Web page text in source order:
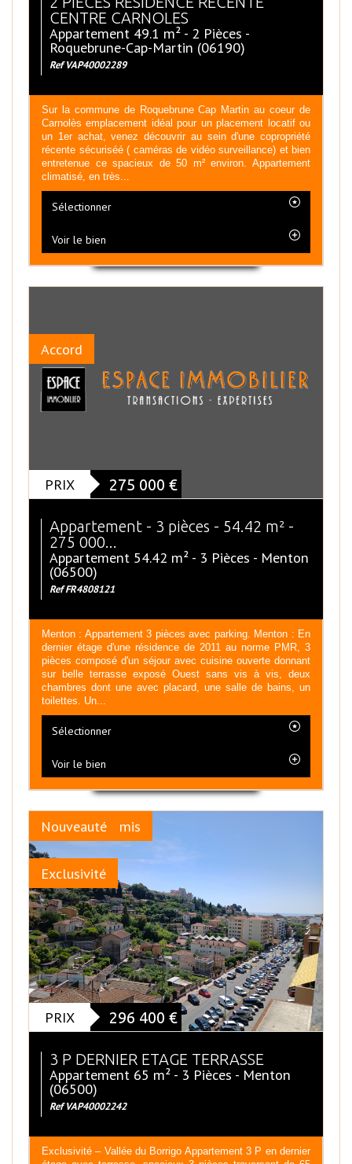
CENTRE CARNOLES
Appartement 49.1 m² - 2 Pièces -
Roquebrune-Cap-Martin (06190)
Ref VAP40002289
Sur la commune de Roquebrune Cap Martin au coeur de
Carnolès emplacement idéal pour un placement locatif ou
un 1er achat, venez découvrir au sein d'une copropriété
récente sécuriséé ( caméras de vidéo surveillance) et bien
entretenue ce spacieux de 50 m² environ. Appartement
climatisé, en très...
Sélectionner
Voir le bien
Accord
PRIX 275 000 €
Appartement - 3 pièces - 54.42 m² -
275 000...
Appartement 54.42 m² - 3 Pièces - Menton
(06500)
Ref FR4808121
Menton : Appartement 3 pièces avec parking. Menton : En
dernier étage d'une résidence de 2011 au norme PMR, 3
pièces composé d'un séjour avec cuisine ouverte donnant
sur belle terrasse exposé Ouest sans vis à vis, deux
chambres dont une avec placard, une salle de bains, un
toilettes. Un...
Sélectionner
Voir le bien
Sous Compromis
Exclusivité
Nouveauté
PRIX 296 400 €
3 P DERNIER ETAGE TERRASSE
Appartement 65 m² - 3 Pièces - Menton
(06500)
Ref VAP40002242
Exclusivité – Vallée du Borrigo Appartement 3 P en dernier